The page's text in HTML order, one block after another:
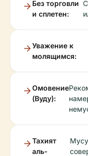
Без торговли
и сплетен:
Уважение к
молящимся:
Омовение
(Вуду):
Тахият
аль-